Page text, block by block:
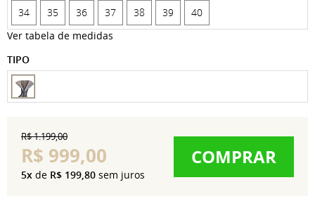
34 35 36 37 38 39
40
Ver tabela de medidas
TIPO
R$ 1.199,00
R$ 999,00
5x de R$ 199,80 sem juros
COMPRAR